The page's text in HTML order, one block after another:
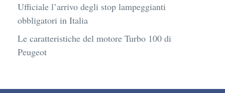
Ufficiale l’arrivo degli stop lampeggianti
obbligatori in Italia
Le caratteristiche del motore Turbo 100 di
Peugeot